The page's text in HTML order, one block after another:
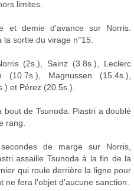
limites.
et demie d'avance sur Norris.
sortie du virage n°15.
(2s.), Sainz (3.8s.), Leclerc
Magnussen (15.4s.),
et Pérez (20.5s.).
de Tsunoda. Piastri a doublé
rang.
de marge sur Norris,
assaille Tsunoda à la fin de la
qui roule derrière la ligne pour
ne fera l'objet d'aucune sanction.